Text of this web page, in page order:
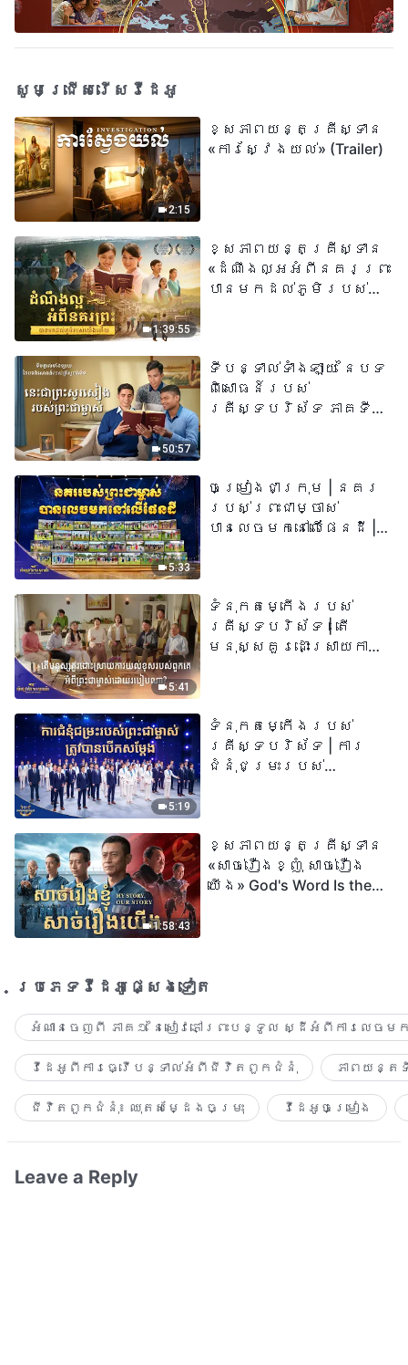
សូមជ្រើសរើសវីដេអូ
2:15
ខ្សែភាពយន្តគ្រីស្ទាន
«ការស្វែងយល់» (Trailer)
1:39:55
ខ្សែភាពយន្តគ្រីស្ទាន
«ដំណឹងល្អអំពីនគរព្រះ
បានមកដល់​ភូមិរបស់
50:57
ទីបន្ទាល់ទាំងឡាយ នៃបទ
ពិសោធន៍របស់
គ្រីស្ទបរិស័ទ ភាគទី
5:33
ចម្រៀងជាក្រុម | នគរ
របស់ព្រះជាម្ចាស់
បានលេចមកនៅលើផែនដី |
5:41
ទំនុកតម្កើង​របស់​
គ្រីស្ទបរិស័ទ​ | តើ
មនុស្សគួរដោះស្រាយការ
២០២៦
5:19
ទំនុកតម្កើង​របស់​
គ្រីស្ទបរិស័ទ | ការ
ជំនុំជម្រះរបស់
1:58:43
ខ្សែភាពយន្តគ្រីស្ទាន
«សាច់រឿងខ្ញុំ សាច់រឿង
យើង» God's Word Is the
ប្រភេទ​វីដេអូ​ផ្សេង​ទៀត​
អំណានចេញពី ភាគ១ នៃសៀវភៅព្រះបន្ទូល ស្ដីអំពីការលេច
វីដេអូពីការធ្វើបន្ទាល់អំពីជីវិតពួកជំនុំ ភាពយន្
ជីវិតពួកជំនុំ៖ ឈុតសម្ដែងចម្រុះ វីដេអូចម្រៀង​
Leave a Reply